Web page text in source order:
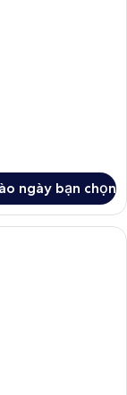
ngày bạn chọn
cho gia đình | Bộ